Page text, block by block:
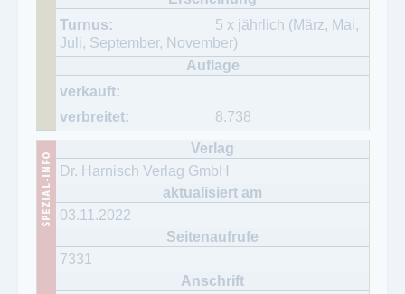
5 x jährlich (März, Mai,
Juli, September, November)
8.738
Dr. Harnisch Verlag GmbH
03.11.2022
7331